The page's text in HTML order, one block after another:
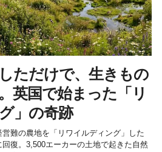
ただけで、生きもの
英国で始まった「リ
」の奇跡
難の農地を「リワイルディング」した
復。3,500エーカーの土地で起きた自然